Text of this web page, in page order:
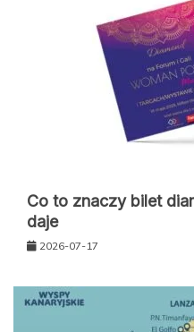
Co to znaczy bilet
daje
2026-07-17